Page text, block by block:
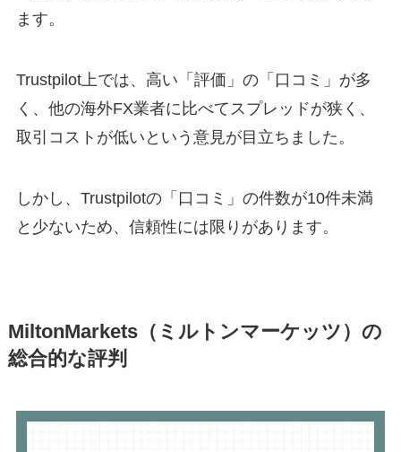
ます。
Trustpilot上では、高い「評価」の「口コミ」が多
く、他の海外FX業者に比べてスプレッドが狭く、
取引コストが低いという意見が目立ちました。
しかし、Trustpilotの「口コミ」の件数が10件未満
と少ないため、信頼性には限りがあります。
MiltonMarkets（ミルトンマーケッツ）の
総合的な評判